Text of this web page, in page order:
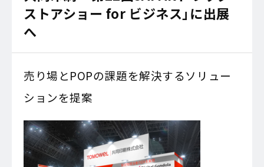
ストアショー for ビジネス」に出展
へ
売り場とPOPの課題を解決するソリュー
ションを提案